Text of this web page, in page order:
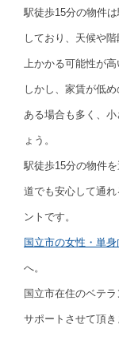
駅徒歩15分の物件
しており、天候や
上かかる可能性が高
しかし、家賃が低
ある場合も多く、
ょう。
駅徒歩15分の物件
道でも安心して通
ントです。
国立市の女性・単
へ。
国立市在住のベテ
サポートさせて頂き